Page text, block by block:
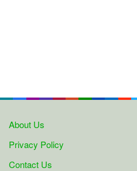
About Us
Privacy Policy
Contact Us